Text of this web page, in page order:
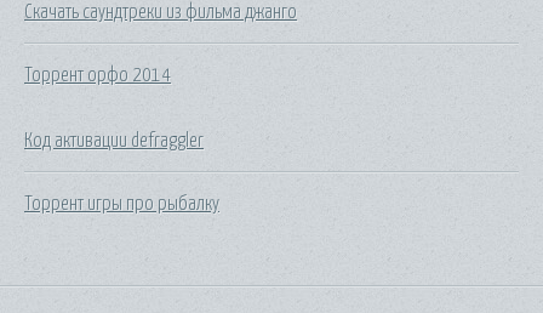
Скачать саундтреки из фильма джанго
Торрент орфо 2014
Код активации defraggler
Торрент игры про рыбалку